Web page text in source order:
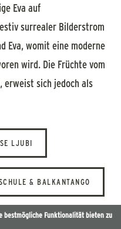
Eva auf
surrealer Bilderstrom
Eva, womit eine moderne
wird. Die Früchte vom
erweist sich jedoch als
LJUBI
& BALKANTANGO
bestmögliche Funktionalität bieten zu